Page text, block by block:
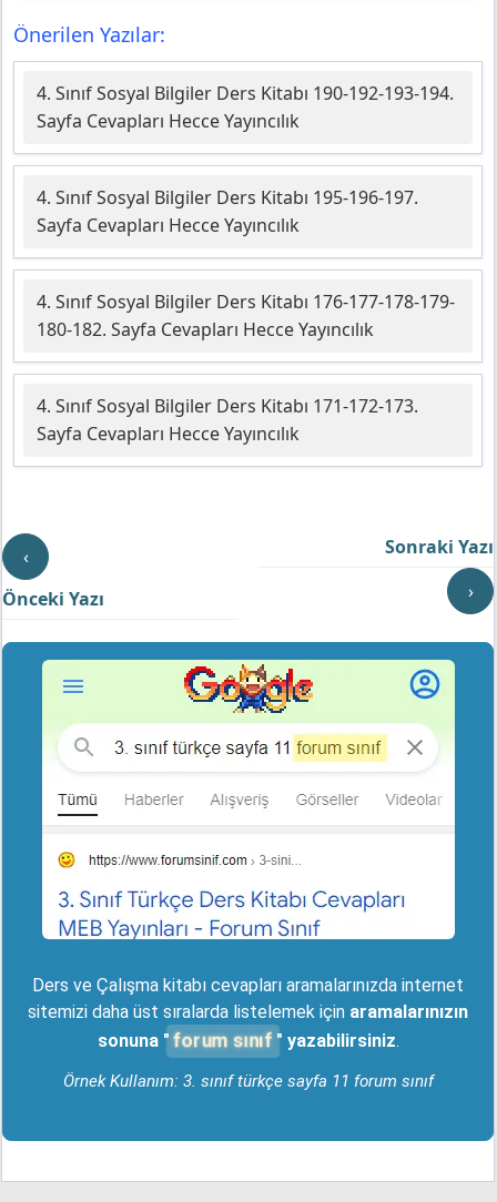
Önerilen Yazılar:
4. Sınıf Sosyal Bilgiler Ders Kitabı 190-192-193-194.
Sayfa Cevapları Hecce Yayıncılık
4. Sınıf Sosyal Bilgiler Ders Kitabı 195-196-197.
Sayfa Cevapları Hecce Yayıncılık
4. Sınıf Sosyal Bilgiler Ders Kitabı 176-177-178-179-
180-182. Sayfa Cevapları Hecce Yayıncılık
4. Sınıf Sosyal Bilgiler Ders Kitabı 171-172-173.
Sayfa Cevapları Hecce Yayıncılık
‹
Önceki Yazı
Sonraki Yazı
›
Ders ve Çalışma kitabı cevapları aramalarınızda internet
sitemizi daha üst sıralarda listelemek için aramalarınızın
sonuna " forum sınıf " yazabilirsiniz.
Örnek Kullanım: 3. sınıf türkçe sayfa 11 forum sınıf